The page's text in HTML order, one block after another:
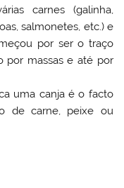
carnes (galinha,
salmonetes, etc.) e
por ser o traço
por massas e até por
uma canja é o facto
de carne, peixe ou